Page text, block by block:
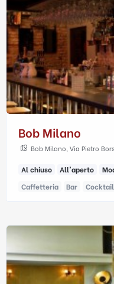
Bob Milano
Bob Milano, Via Pietro
Al chiuso All'aperto
Caffetteria
Bar